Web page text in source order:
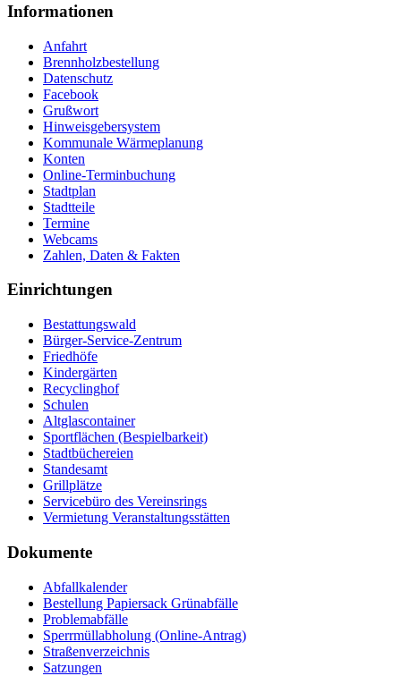
Informationen
Anfahrt
Brennholzbestellung
Datenschutz
Facebook
Grußwort
Hinweisgebersystem
Kommunale Wärmeplanung
Konten
Online-Terminbuchung
Stadtplan
Stadtteile
Termine
Webcams
Zahlen, Daten & Fakten
Einrichtungen
Bestattungswald
Bürger-Service-Zentrum
Friedhöfe
Kindergärten
Recyclinghof
Schulen
Altglascontainer
Sportflächen (Bespielbarkeit)
Stadtbüchereien
Standesamt
Grillplätze
Servicebüro des Vereinsrings
Vermietung Veranstaltungsstätten
Dokumente
Abfallkalender
Bestellung Papiersack Grünabfälle
Problemabfälle
Sperrmüllabholung (Online-Antrag)
Straßenverzeichnis
Satzungen